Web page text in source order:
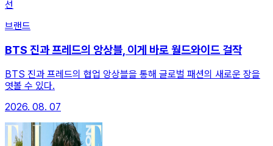
브랜드
BTS 진과 프레드의 앙상블, 이게 바로 월드와이드 걸작
BTS 진과 프레드의 협업 앙상블을 통해 글로벌 패션의 새로운 장을
엿볼 수 있다.
2026. 08. 07